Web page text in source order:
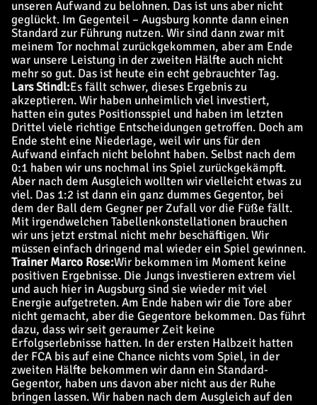
unseren Aufwand zu belohnen. Das ist uns aber nicht
geglückt. Im Gegenteil – Augsburg konnte dann einen
Standard zur Führung nutzen. Wir sind dann zwar mit
meinem Tor nochmal zurückgekommen, aber am Ende
war unsere Leistung in der zweiten Hälfte auch nicht
mehr so gut. Das ist heute ein echt gebrauchter Tag.
Lars Stindl:Es fällt schwer, dieses Ergebnis zu
akzeptieren. Wir haben unheimlich viel investiert,
hatten ein gutes Positionsspiel und haben im letzten
Drittel viele richtige Entscheidungen getroffen. Doch am
Ende steht eine Niederlage, weil wir uns für den
Aufwand einfach nicht belohnt haben. Selbst nach dem
0:1 haben wir uns nochmal ins Spiel zurückgekämpft.
Aber nach dem Ausgleich wollten wir vielleicht etwas zu
viel. Das 1:2 ist dann ein ganz dummes Gegentor, bei
dem der Ball dem Gegner per Zufall vor die Füße fällt.
Mit irgendwelchen Tabellenkonstellationen brauchen
wir uns jetzt erstmal nicht mehr beschäftigen. Wir
müssen einfach dringend mal wieder ein Spiel gewinnen.
Trainer Marco Rose:Wir bekommen im Moment keine
positiven Ergebnisse. Die Jungs investieren extrem viel
und auch hier in Augsburg sind sie wieder mit viel
Energie aufgetreten. Am Ende haben wir die Tore aber
nicht gemacht, aber die Gegentore bekommen. Das führt
dazu, dass wir seit geraumer Zeit keine
Erfolgserlebnisse hatten. In der ersten Halbzeit hatten
der FCA bis auf eine Chance nichts vom Spiel, in der
zweiten Hälfte bekommen wir dann ein Standard-
Gegentor, haben uns davon aber nicht aus der Ruhe
bringen lassen. Wir haben nach dem Ausgleich auf den